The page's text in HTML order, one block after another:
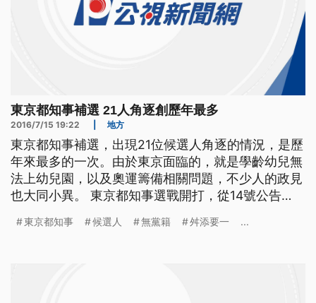
東京都知事補選 21人角逐創歷年最多
2016/7/15 19:22 地方
東京都知事補選，出現21位候選人角逐的情況，是歷
年來最多的一次。由於東京面臨的，就是學齡幼兒無
法上幼兒園，以及奧運籌備相關問題，不少人的政見
也大同小異。 東京都知事選戰開打，從14號公告
最難的選戰，因為這次登記候選的人數，是史上最
東京都知事 候選人 無黨籍 舛添要一 ...